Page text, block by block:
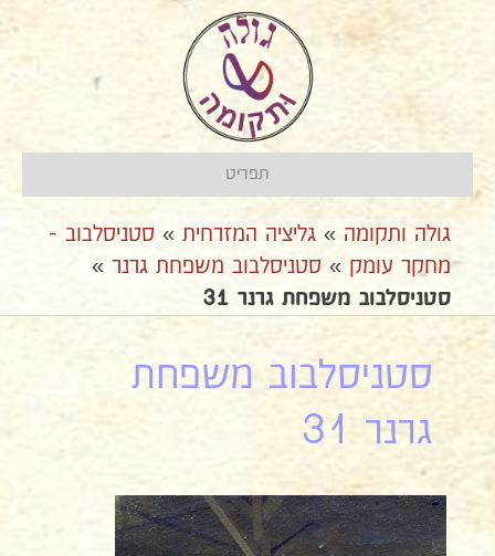
תפריט
גולה ותקומה » גליציה המזרחית » סטניסלבוב -
מחקר עומק » סטניסלבוב משפחת גרנר »
סטניסלבוב משפחת גרנר 31
סטניסלבוב משפחת
גרנר 31